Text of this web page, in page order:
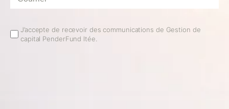
Email
Opt
J’accepte de recevoir des communications de Gestion de
capital PenderFund ltée.